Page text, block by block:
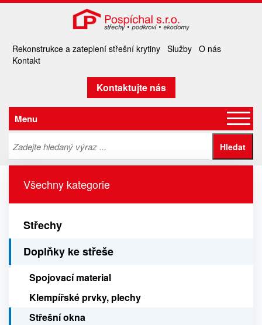
Rekonstrukce a zateplení střešní krytiny Služby O nás
Kontakt
Kontaktujte nás
Menu
Všechny kategorie
Střechy
Doplňky ke střeše
Spojovací material
Klempířské prvky, plechy
Střešní okna